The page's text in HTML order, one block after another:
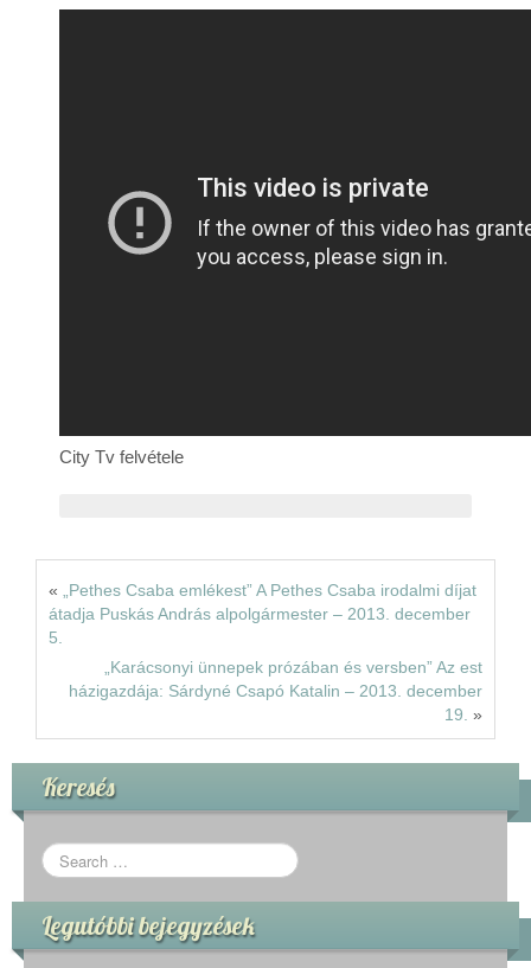
City Tv felvétele
«
„Pethes Csaba emlékest” A Pethes Csaba irodalmi díjat
átadja Puskás András alpolgármester – 2013. december
5.
„Karácsonyi ünnepek prózában és versben” Az est
házigazdája: Sárdyné Csapó Katalin – 2013. december
19. »
Keresés
Legutóbbi bejegyzések